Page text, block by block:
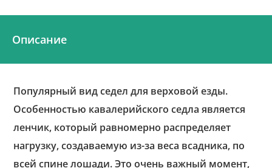
Описание
Популярный вид седел для верховой езды.
Особенностью кавалерийского седла является
ленчик, который равномерно распределяет
нагрузку, создаваемую из-за веса всадника, по
всей спине лошади. Это очень важный момент,